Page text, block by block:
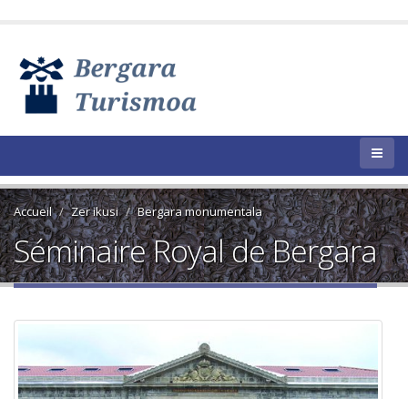
Accueil Zer ikusi Bergara monumentala
Séminaire Royal de Bergara